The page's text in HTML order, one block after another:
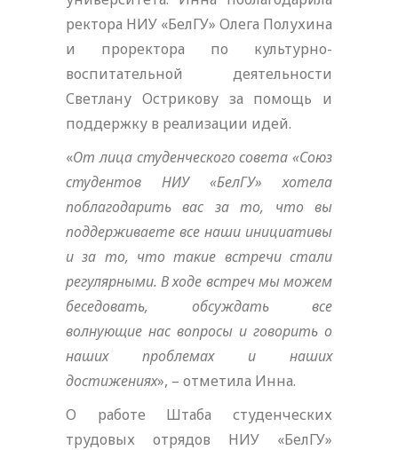
ректора НИУ «БелГУ» Олега Полухина
и проректора по культурно-
воспитательной деятельности
Светлану Острикову за помощь и
поддержку в реализации идей.
«От лица студенческого совета «Союз
студентов НИУ «БелГУ» хотела
поблагодарить вас за то, что вы
поддерживаете все наши инициативы
и за то, что такие встречи стали
регулярными. В ходе встреч мы можем
беседовать, обсуждать все
волнующие нас вопросы и говорить о
наших проблемах и наших
достижениях», – отметила Инна.
О работе Штаба студенческих
трудовых отрядов НИУ «БелГУ»